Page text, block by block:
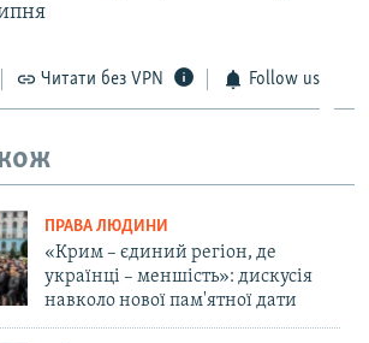
Читати без VPN Follow us
ПРАВА ЛЮДИНИ
«Крим – єдиний регіон, де
українці – меншість»: дискусія
навколо нової пам'ятної дати